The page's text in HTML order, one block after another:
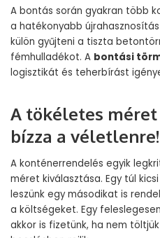
A bontás során gyakran több
a hatékonyabb
külön gyűjteni a tiszta
fémhulladékot. A bontási
logisztikát és teherbírást
A tökéletes
bízza a véletlenre!
A konténerrendelés egyik
méret kiválasztása. Egy túl
leszünk egy másodikat is
a költségeket. Egy
akkor is fizetünk, ha nem